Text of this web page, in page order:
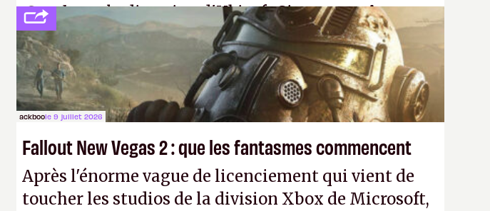
Creedsous la direction d'Ubisoft Singapour.A.
ackboole 9 juillet 2026
Fallout New Vegas 2 : que les fantasmes commencent
Après l'énorme vague de licenciement qui vient de
toucher les studios de la division Xbox de Microsoft,